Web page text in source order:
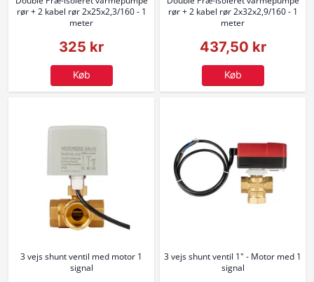
rør + 2 kabel rør 2x25x2,3/160 - 1
meter
325 kr
Køb
rør + 2 kabel rør 2x32x2,9/160 - 1
meter
437,50 kr
Køb
3 vejs shunt ventil med motor 1
signal
3 vejs shunt ventil 1" - Motor med 1
signal